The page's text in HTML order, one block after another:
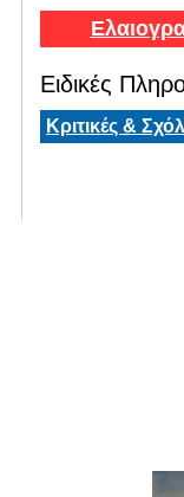
Ειδικές
Κριτικές &